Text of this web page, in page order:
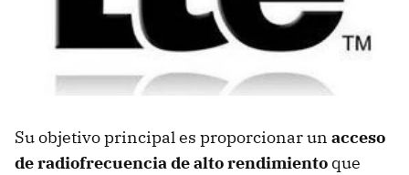
Su objetivo principal es proporcionar un acceso
de radiofrecuencia de alto rendimiento que